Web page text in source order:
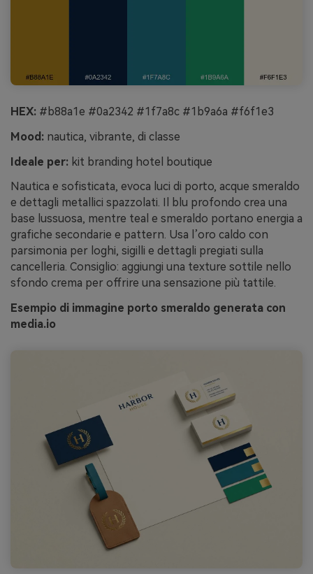
HEX: #b88a1e #0a2342 #1f7a8c #1b9a6a #f6f1e3
Mood: nautica, vibrante, di classe
Ideale per: kit branding hotel boutique
Nautica e sofisticata, evoca luci di porto, acque smeraldo
e dettagli metallici spazzolati. Il blu profondo crea una
base lussuosa, mentre teal e smeraldo portano energia a
grafiche secondarie e pattern. Usa l’oro caldo con
parsimonia per loghi, sigilli e dettagli pregiati sulla
cancelleria. Consiglio: aggiungi una texture sottile nello
sfondo crema per offrire una sensazione più tattile.
Esempio di immagine porto smeraldo generata con
media.io